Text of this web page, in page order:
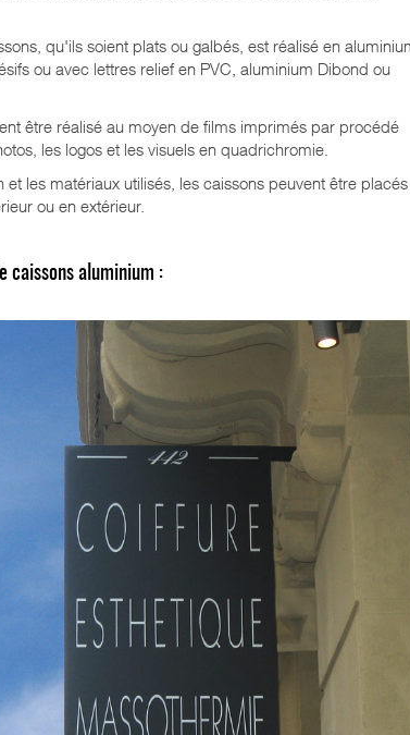
qu'ils soient plats ou galbés, est réalisé en
ou avec lettres relief en PVC, aluminium Dibond ou
être réalisé au moyen de films imprimés par procédé
les logos et les visuels en quadrichromie.
et les matériaux utilisés, les caissons peuvent être placés
ou en extérieur.
caissons aluminium :